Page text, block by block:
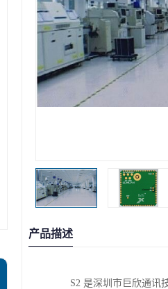
产品描述
S2 是深圳市巨欣通讯